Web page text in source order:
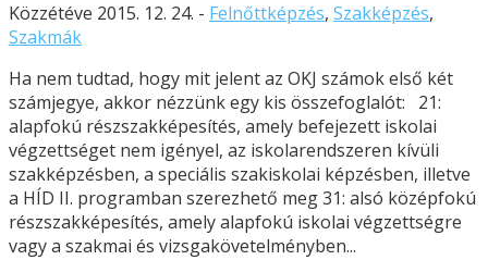
Közzétéve 2015. 12. 24. - Felnőttképzés, Szakképzés,
Szakmák
Ha nem tudtad, hogy mit jelent az OKJ számok első két
számjegye, akkor nézzünk egy kis összefoglalót: 21:
alapfokú részszakképesítés, amely befejezett iskolai
végzettséget nem igényel, az iskolarendszeren kívüli
szakképzésben, a speciális szakiskolai képzésben, illetve
a HÍD II. programban szerezhető meg 31: alsó középfokú
részszakképesítés, amely alapfokú iskolai végzettségre
vagy a szakmai és vizsgakövetelményben...